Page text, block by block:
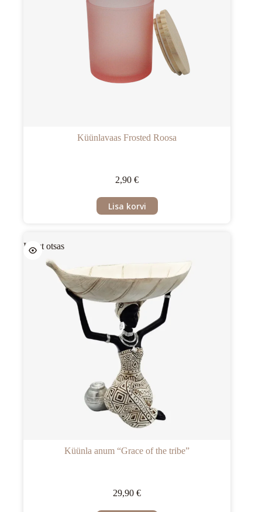
Küünlavaas Frosted Roosa
2,90€
Lisa korvi
Laost otsas
Küünla anum “Grace of the tribe”
29,90€